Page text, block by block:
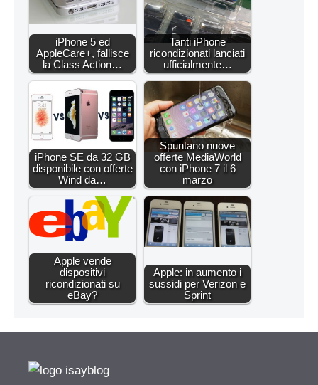
iPhone 5 ed
AppleCare+, fallisce
la Class Action…
Tanti iPhone
ricondizionati lanciati
ufficialmente…
iPhone SE da 32 GB
disponibile con offerte
Wind da…
Spuntano nuove
offerte MediaWorld
con iPhone 7 il 6
marzo
Apple vende
dispositivi
ricondizionati su
eBay?
Apple: in aumento i
sussidi per Verizon e
Sprint